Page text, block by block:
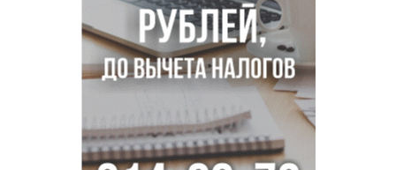
итогам июля 2026 года